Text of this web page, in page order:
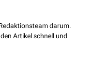
darum.
Artikel schnell und